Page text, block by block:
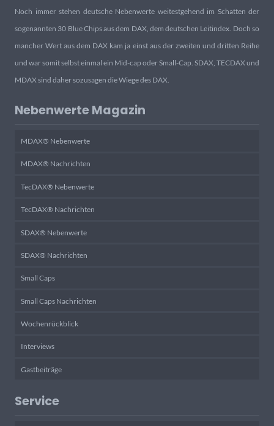
Noch immer stehen deutsche Nebenwerte weitestgehend im Schatten der
sogenannten 30 Blue Chips aus dem DAX, dem deutschen Leitindex. Doch so
mancher Wert aus dem DAX kam ja einst aus der zweiten und dritten Reihe
und war somit selbst einmal ein Mid-cap oder Small-Cap. SDAX, TECDAX und
MDAX sind daher sozusagen die Wiege des DAX.
Nebenwerte Magazin
MDAX® Nebenwerte
MDAX® Nachrichten
TecDAX® Nebenwerte
TecDAX® Nachrichten
SDAX® Nebenwerte
SDAX® Nachrichten
Small Caps
Small Caps Nachrichten
Wochenrückblick
Interviews
Gastbeiträge
Service